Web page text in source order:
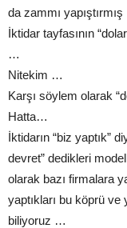
da zammı
İktidar tayfasının
…
Nitekim …
Karşı söylem olarak
Hatta…
İktidarın “biz yaptık”
devret” dedikleri
olarak bazı firmalara
yaptıkları bu köprü ve
biliyoruz …